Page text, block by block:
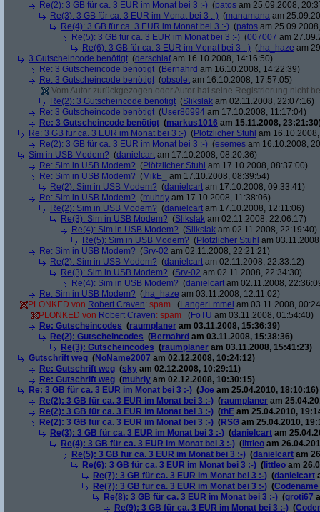
Re(2): 3 GB für ca. 3 EUR im Monat bei 3 :-) (patos am 25.09.2008,
Re(3): 3 GB für ca. 3 EUR im Monat bei 3 :-) (manamana am
Re(4): 3 GB für ca. 3 EUR im Monat bei 3 :-) (patos am
Re(5): 3 GB für ca. 3 EUR im Monat bei 3 :-) (007007 am
Re(6): 3 GB für ca. 3 EUR im Monat bei 3 :-) (tha_haze am
3 Gutscheincode benötigt (derschlafam 16.10.2008, 14:16:50)
Re: 3 Gutscheincode benötigt (Bernahrd am 16.10.2008, 14:22:39)
Re: 3 Gutscheincode benötigt (obsolet am 16.10.2008, 17:57:05)
Vom Autor zurückgezogen oder Autor hat seine Registrierung nicht
Re(2): 3 Gutscheincode benötigt (Slikslak am 02.11.2008, 22:07:16)
Re: 3 Gutscheincode benötigt (User86994 am 17.10.2008, 11:17:04)
Re: 3 Gutscheincode benötigt (markus1016 am 15.11.2008,
Re: 3 GB für ca. 3 EUR im Monat bei 3 :-) (Plötzlicher Stuhl am
Re(2): 3 GB für ca. 3 EUR im Monat bei 3 :-) (esemes am 16.10.2008,
Sim in USB Modem? (danielcart am 17.10.2008, 08:20:36)
Re: Sim in USB Modem? (Plötzlicher Stuhl am 17.10.2008, 08:37:00)
Re: Sim in USB Modem? (MikE_
am 17.10.2008, 08:39:54)
Re(2): Sim in USB Modem? (danielcart am 17.10.2008, 09:33:41)
Re: Sim in USB Modem? (muhrly am 17.10.2008, 11:38:06)
Re(2): Sim in USB Modem? (danielcart am 17.10.2008, 12:11:06)
Re(3): Sim in USB Modem? (Slikslak am 02.11.2008, 22:06:17)
Re(4): Sim in USB Modem? (Slikslak am 02.11.2008, 22:19:40)
Re(5): Sim in USB Modem? (Plötzlicher Stuhl am
Re: Sim in USB Modem? (Srv-02 am 02.11.2008, 22:21:21)
Re(2): Sim in USB Modem? (danielcart am 02.11.2008, 22:33:12)
Re(3): Sim in USB Modem? (Srv-02 am 02.11.2008, 22:34:30)
Re(4): Sim in USB Modem? (danielcart am 02.11.2008,
Re: Sim in USB Modem? (tha_haze am 03.11.2008, 12:11:02)
PLONKED von Robert Craven: spam (LangerLmmel am 03.11.2008,
PLONKED von Robert Craven: spam (FoTU am 03.11.2008, 01:54:40)
Re: Gutscheincodes (raumplaner am 03.11.2008, 15:36:39)
Re(2): Gutscheincodes (Bernahrd am 03.11.2008, 15:38:36)
Re(3): Gutscheincodes (raumplaner am 03.11.2008, 15:41:23)
Gutschrift weg (NoName2007 am 02.12.2008, 10:24:12)
Re: Gutschrift weg (sky am 02.12.2008, 10:29:11)
Re: Gutschrift weg (muhrly am 02.12.2008, 10:30:15)
Re: 3 GB für ca. 3 EUR im Monat bei 3 :-) (Joe am 25.04.2010, 18:10:16)
Re(2): 3 GB für ca. 3 EUR im Monat bei 3 :-) (raumplaner am
Re(2): 3 GB für ca. 3 EUR im Monat bei 3 :-) (thE am 25.04.2010,
Re(2): 3 GB für ca. 3 EUR im Monat bei 3 :-) (RSG am 25.04.2010,
Re(3): 3 GB für ca. 3 EUR im Monat bei 3 :-) (danielcart am
Re(4): 3 GB für ca. 3 EUR im Monat bei 3 :-) ( littleo am
Re(5): 3 GB für ca. 3 EUR im Monat bei 3 :-) (danielcart am
Re(6): 3 GB für ca. 3 EUR im Monat bei 3 :-) ( littleo am
Re(7): 3 GB für ca. 3 EUR im Monat bei 3 :-) (danielcart
Re(7): 3 GB für ca. 3 EUR im Monat bei 3 :-) (Codename
Re(8): 3 GB für ca. 3 EUR im Monat bei 3 :-) (groti67
Re(9): 3 GB für ca. 3 EUR im Monat bei 3 :-) (